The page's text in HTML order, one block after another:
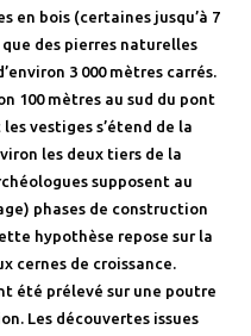
en bois (certaines jusqu’à 7
des pierres naturelles
3 000 mètres carrés.
100 mètres au sud du pont
vestiges s’étend de la
les deux tiers de la
supposent au
phases de construction
hypothèse repose sur la
cernes de croissance.
été prélevé sur une poutre
Les découvertes issues